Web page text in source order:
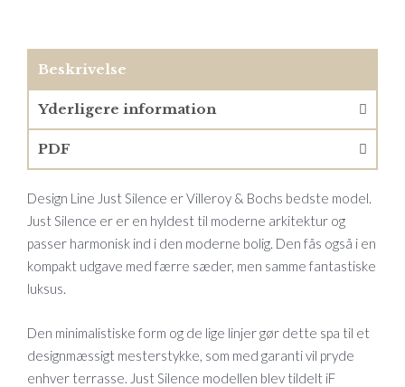
Beskrivelse
Yderligere information
PDF
Design Line Just Silence er Villeroy & Bochs bedste model.
Just Silence er er en hyldest til moderne arkitektur og
passer harmonisk ind i den moderne bolig. Den fås også i en
kompakt udgave med færre sæder, men samme fantastiske
luksus.
Den minimalistiske form og de lige linjer gør dette spa til et
designmæssigt mesterstykke, som med garanti vil pryde
enhver terrasse. Just Silence modellen blev tildelt iF